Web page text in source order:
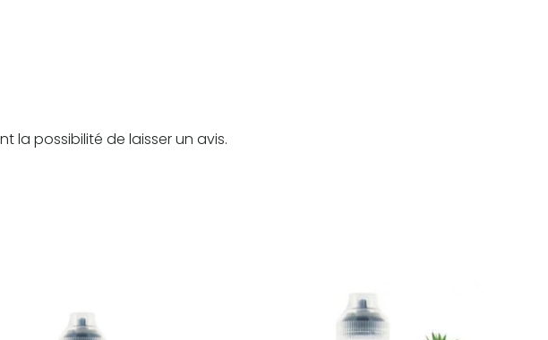
la possibilité de laisser un avis.